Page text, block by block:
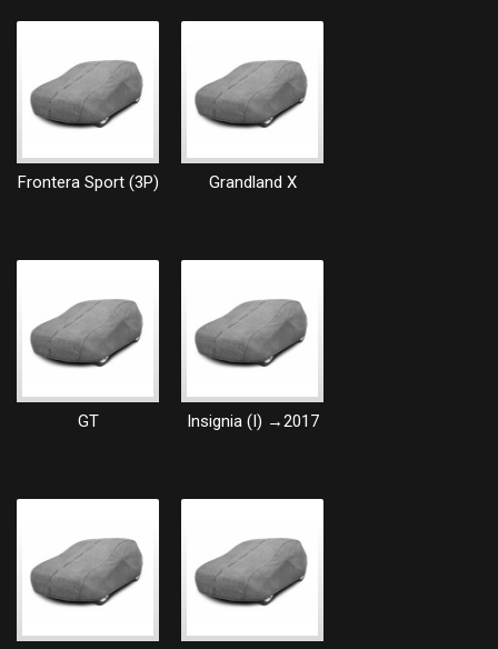
Frontera Sport (3P) Grandland X
GT Insignia (I) →2017